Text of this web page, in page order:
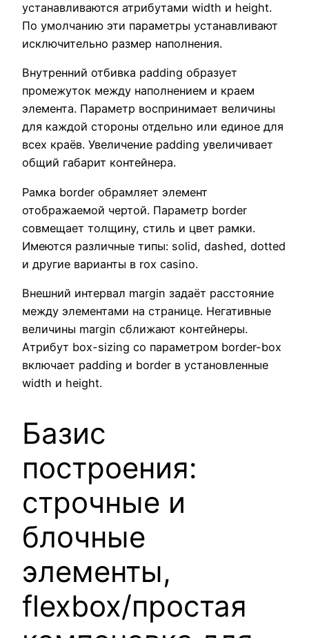
устанавливаются атрибутами width и height.
По умолчанию эти параметры устанавливают
исключительно размер наполнения.
Внутренний отбивка padding образует
промежуток между наполнением и краем
элемента. Параметр воспринимает величины
для каждой стороны отдельно или единое для
всех краёв. Увеличение padding увеличивает
общий габарит контейнера.
Рамка border обрамляет элемент
отображаемой чертой. Параметр border
совмещает толщину, стиль и цвет рамки.
Имеются различные типы: solid, dashed, dotted
и другие варианты в rox casino.
Внешний интервал margin задаёт расстояние
между элементами на странице. Негативные
величины margin сближают контейнеры.
Атрибут box-sizing со параметром border-box
включает padding и border в установленные
width и height.
Базис
построения:
строчные и
блочные
элементы,
flexbox/простая